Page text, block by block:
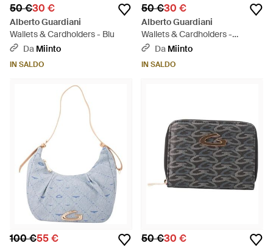
50 €30 €
Alberto Guardiani
Wallets & Cardholders - Blu
Da Miinto
IN SALDO
50 €30 €
Alberto Guardiani
Wallets & Cardholders -
Marrone
Da Miinto
IN SALDO
100 €55 € 50 €30 €